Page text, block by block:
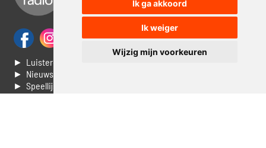
Ik ga akkoord
Ik weiger
Wijzig mijn voorkeuren
► Luisteren naar Jouwradio
► Nieuws
► Speellijst
► Stem voor de Dag top 3